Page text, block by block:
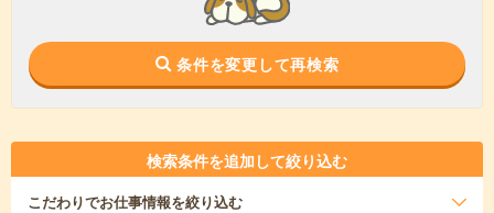
条件を変更して再検索
検索条件を追加して絞り込む
こだわりでお仕事情報を絞り込む